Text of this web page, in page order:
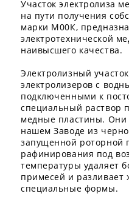
Участок электролиза
на пути получения
марки М00К,
электротехнической
наивысшего качества.
Электролизный
электролизеров с
подключенными к
специальный раствор
медные пластины. Они
нашем Заводе из
запущенной роторной
рафинирования под
температуры удаляет
примесей и разливает
специальные формы.